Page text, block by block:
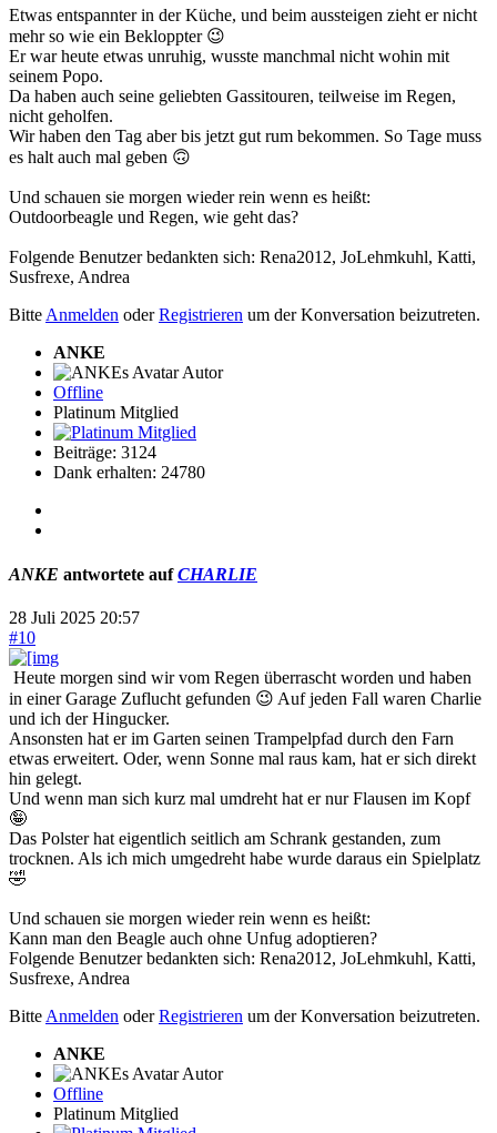
Etwas entspannter in der Küche, und beim aussteigen zieht er nicht
mehr so wie ein Bekloppter 😉
Er war heute etwas unruhig, wusste manchmal nicht wohin mit
seinem Popo.
Da haben auch seine geliebten Gassitouren, teilweise im Regen,
nicht geholfen.
Wir haben den Tag aber bis jetzt gut rum bekommen. So Tage muss
es halt auch mal geben 🙃
Und schauen sie morgen wieder rein wenn es heißt:
Outdoorbeagle und Regen, wie geht das?
Folgende Benutzer bedankten sich: Rena2012, JoLehmkuhl, Katti,
Susfrexe, Andrea
BitteAnmelden oderRegistrieren um der Konversation beizutreten.
ANKE
Autor
Offline
Platinum Mitglied
Beiträge: 3124
Dank erhalten: 24780
ANKE antwortete aufCHARLIE
28 Juli 2025 20:57
#10
Heute morgen sind wir vom Regen überrascht worden und haben
in einer Garage Zuflucht gefunden 😉 Auf jeden Fall waren Charlie
und ich der Hingucker.
Ansonsten hat er im Garten seinen Trampelpfad durch den Farn
etwas erweitert. Oder, wenn Sonne mal raus kam, hat er sich direkt
hin gelegt.
Und wenn man sich kurz mal umdreht hat er nur Flausen im Kopf
🤪
Das Polster hat eigentlich seitlich am Schrank gestanden, zum
trocknen. Als ich mich umgedreht habe wurde daraus ein Spielplatz
🤣
Und schauen sie morgen wieder rein wenn es heißt:
Kann man den Beagle auch ohne Unfug adoptieren?
Folgende Benutzer bedankten sich: Rena2012, JoLehmkuhl, Katti,
Susfrexe, Andrea
Bitte Anmelden oderRegistrieren um der Konversation beizutreten.
ANKE
Autor
Offline
Platinum Mitglied